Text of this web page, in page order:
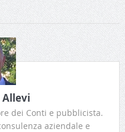
Allevi
dei Conti e pubblicista.
aziendale e